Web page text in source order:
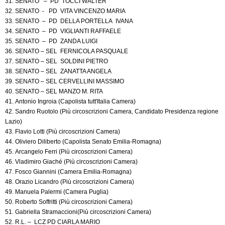
32. SENATO - PD VITA VINCENZO MARIA
33. SENATO – PD DELLA PORTELLA IVANA
34. SENATO – PD VIGLIANTI RAFFAELE
35. SENATO – PD ZANDA LUIGI
36. SENATO – SEL FERNICOLA PASQUALE
37. SENATO – SEL SOLDINI PIETRO
38. SENATO – SEL ZANATTA ANGELA
39. SENATO – SEL CERVELLINI MASSIMO
40. SENATO – SEL MANZO M. RITA
41. Antonio Ingroia (Capolista tutt'Italia Camera)
42. Sandro Ruotolo (Più circoscrizioni Camera, Candidato Presidenza regione
Lazio)
43. Flavio Lotti (Più circoscrizioni Camera)
44. Oliviero Diliberto (Capolista Senato Emilia-Romagna)
45. Arcangelo Ferri (Più circoscrizioni Camera)
46. Vladimiro Giaché (Più circoscrizioni Camera)
47. Fosco Giannini (Camera Emilia-Romagna)
48. Orazio Licandro (Più circoscrizioni Camera)
49. Manuela Palermi (Camera Puglia)
50. Roberto Soffritti (Più circoscrizioni Camera)
51. Gabriella Stramaccioni(Più circoscrizioni Camera)
52. R.L. – LCZ PD CIARLA MARIO